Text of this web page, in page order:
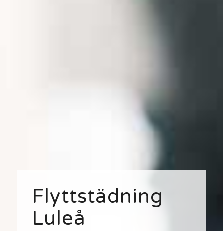
Flyttstädning
Luleå